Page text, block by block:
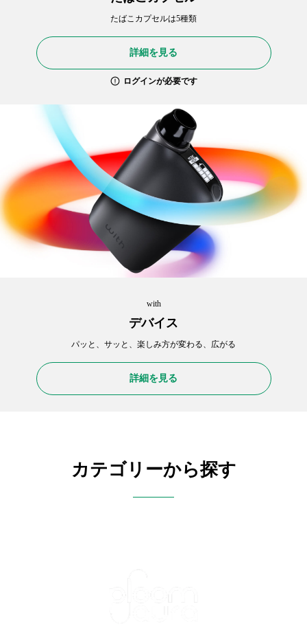
たばこカプセルは5種類
詳細を見る
ログインが必要です
with
デバイス
パッと、サッと、楽しみ方が変わる、広がる
詳細を見る
カテゴリーから探す